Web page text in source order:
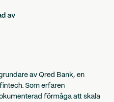
av
av Qred Bank, en
Som erfaren
förmåga att skala